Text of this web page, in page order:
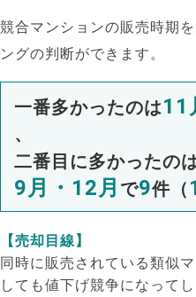
競合マンションの販売時期
ングの判断ができます。
一番多かったのは11
、
二番目に多かったの
9月・12月 で9件（
【売却目線】
同時に販売されている類似
しても値下げ競争になって